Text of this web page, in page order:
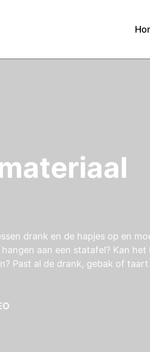
drank en de hapjes op en
aan een statafel? Kan
Past al de drank, gebak of